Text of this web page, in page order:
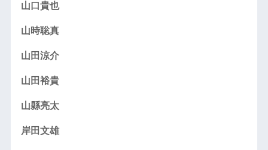
山口貴也
山時聡真
山田涼介
山田裕貴
山縣亮太
岸田文雄